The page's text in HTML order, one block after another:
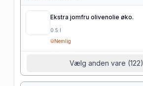
Ekstra jomfru olivenolie øko.
0.5 l
Nemlig
Vælg anden vare (122)